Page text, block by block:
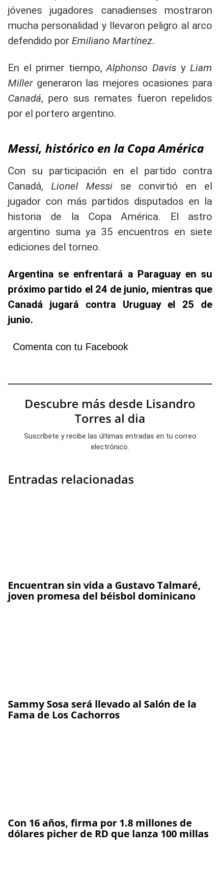
jóvenes jugadores canadienses mostraron
mucha personalidad y llevaron peligro al arco
defendido por Emiliano Martínez.
En el primer tiempo,Alphonso Davis y Liam
Millergeneraron las mejores ocasiones para
Canadá, pero sus remates fueron repelidos
por el portero argentino.
Messi, histórico en la Copa América
Con su participación en el partido contra
Canadá, Lionel Messise convirtió en el
jugador con más partidos disputados en la
historia de la Copa América. El astro
argentino suma ya 35 encuentros en siete
ediciones del torneo.
Argentina se enfrentará a Paraguay en su
próximo partido el 24 de junio, mientras que
Canadá jugará contra Uruguay el 25 de
junio.
Comenta con tu Facebook
Descubre más desde Lisandro
Torres al dia
Suscríbete y recibe las últimas entradas en tu correo
electrónico.
Entradas relacionadas
Encuentran sin vida a Gustavo Talmaré,
joven promesa del béisbol dominicano
Sammy Sosa será llevado al Salón de la
Fama de Los Cachorros
Con 16 años, firma por 1.8 millones de
dólares picher de RD que lanza 100 millas